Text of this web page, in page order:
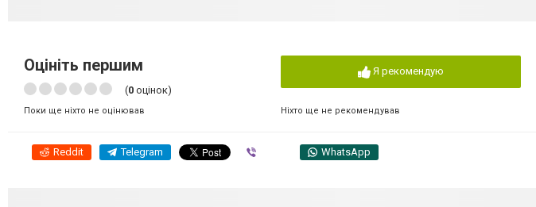
Оцініть першим
(0 оцінок)
Поки ще ніхто не оцінював
Я рекомендую
Ніхто ще не рекомендував
Reddit Telegram WhatsApp